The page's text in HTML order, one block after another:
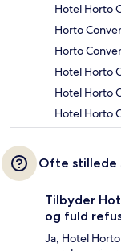
Hotel Horto
Horto
Horto
Hotel Horto
Hotel Horto
Hotel Horto
Ofte stillede
Tilbyder
og fuld
Ja, Hotel